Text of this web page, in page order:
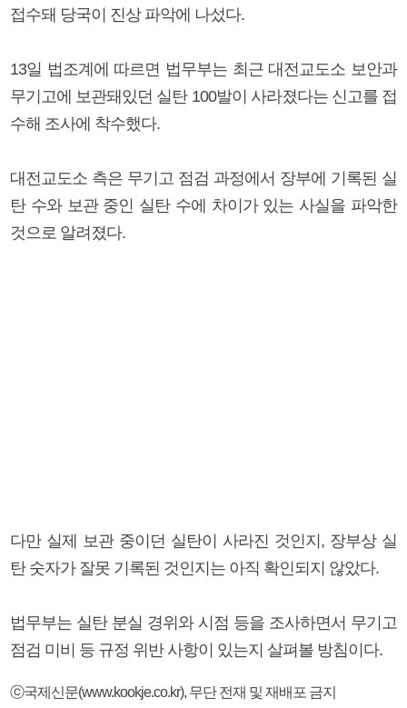
접수돼 당국이 진상 파악에 나섰다.
13일 법조계에 따르면 법무부는 최근 대전교도소 보안과
무기고에 보관돼있던 실탄 100발이 사라졌다는 신고를 접
수해 조사에 착수했다.
대전교도소 측은 무기고 점검 과정에서 장부에 기록된 실
탄 수와 보관 중인 실탄 수에 차이가 있는 사실을 파악한
것으로 알려졌다.
다만 실제 보관 중이던 실탄이 사라진 것인지, 장부상 실
탄 숫자가 잘못 기록된 것인지는 아직 확인되지 않았다.
법무부는 실탄 분실 경위와 시점 등을 조사하면서 무기고
점검 미비 등 규정 위반 사항이 있는지 살펴볼 방침이다.
ⓒ국제신문(www.kookje.co.kr), 무단 전재 및 재배포 금지